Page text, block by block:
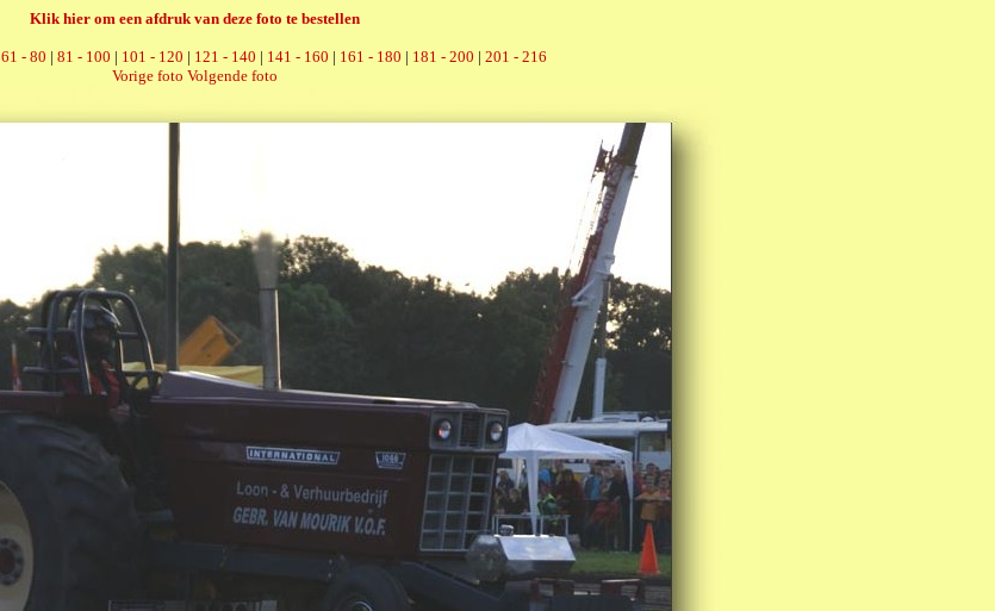
Klik hier om een afdruk van deze foto te bestellen
61 - 80 | 81 - 100 | 101 - 120 | 121 - 140 | 141 - 160 | 161 - 180 | 181 - 200 | 201 - 216
Vorige foto Volgende foto